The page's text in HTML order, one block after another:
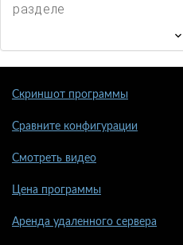
разделе
Скриншот программы
Сравните конфигурации
Смотреть видео
Цена программы
Аренда удаленного сервера